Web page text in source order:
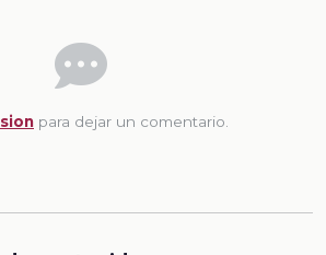
para dejar un comentario.